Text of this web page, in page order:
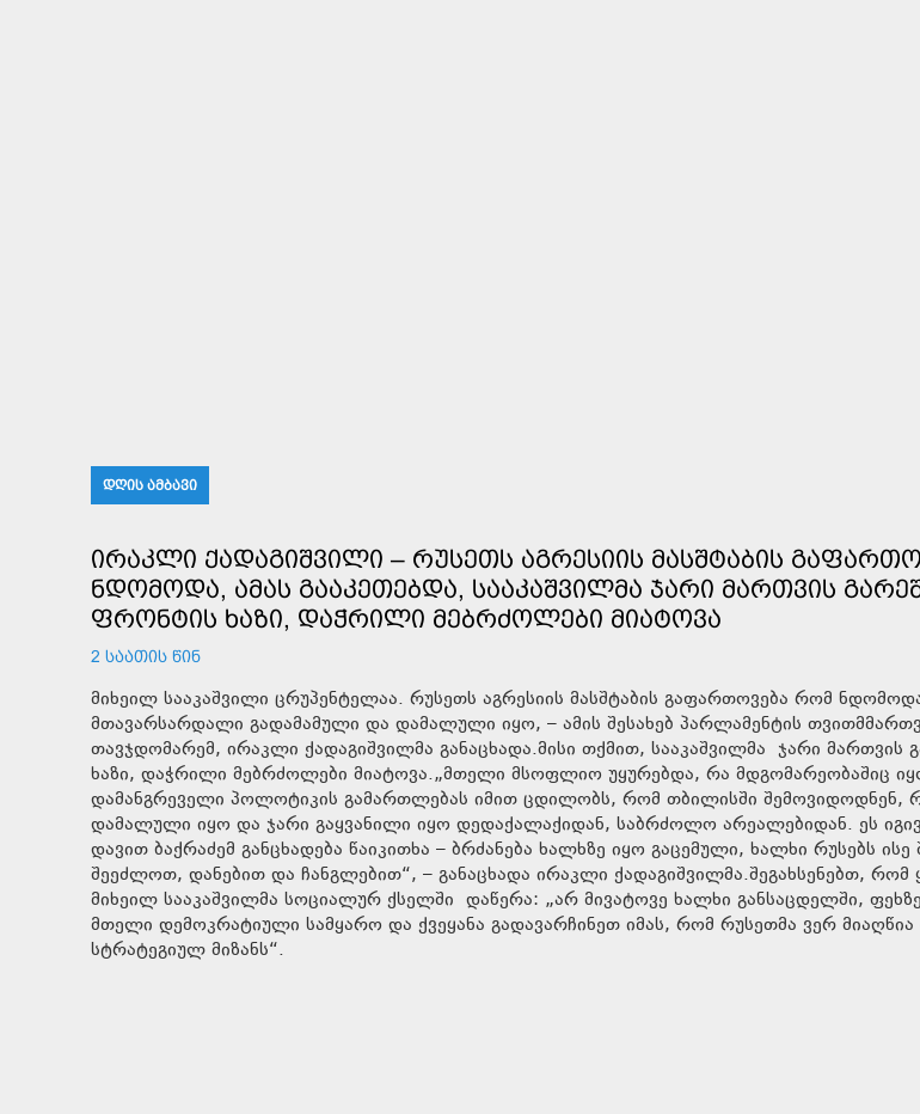
ᲓᲦᲘᲡ ᲐᲛᲑᲐᲕᲘ
ᲘᲠᲐᲙᲚᲘ ᲥᲐᲓᲐᲒᲘᲨᲕᲘᲚᲘ – ᲠᲣᲡᲔᲗᲡ ᲐᲒᲠᲔᲡᲘᲘᲡ ᲛᲐᲡᲨᲢᲐᲑᲘᲡ
ᲜᲓᲝᲛᲝᲓᲐ, ᲐᲛᲐᲡ ᲒᲐᲐᲙᲔᲗᲔᲑᲓᲐ, ᲡᲐᲐᲙᲐᲨᲕᲘᲚᲛᲐ ᲯᲐᲠᲘ ᲛᲐᲠᲗᲕᲘᲡ
ᲤᲠᲝᲜᲢᲘᲡ ᲮᲐᲖᲘ, ᲓᲐᲭᲠᲘᲚᲘ ᲛᲔᲑᲠᲫᲝᲚᲔᲑᲘ ᲛᲘᲐᲢᲝᲕᲐ
2 ᲡᲐᲐᲗᲘᲡ ᲬᲘᲜ
მიხეილ სააკაშვილი ცრუპენტელაა. რუსეთს აგრესიის მასშტაბის გაფართოვება რომ
მთავარსარდალი გადამამული და დამალული იყო, – ამის შესახებ პარლამენტის
თავჯდომარემ, ირაკლი ქადაგიშვილმა განაცხადა.მისი თქმით, სააკაშვილმა ჯარი მართვის
ხაზი, დაჭრილი მებრძოლები მიატოვა.„მთელი მსოფლიო უყურებდა, რა მდგომარეობაშიც
დამანგრეველი პოლოტიკის გამართლებას იმით ცდილობს, რომ თბილისში შემოვიდოდნენ,
დამალული იყო და ჯარი გაყვანილი იყო დედაქალაქიდან, საბრძოლო არეალებიდან. ეს
დავით ბაქრაძემ განცხადება წაიკითხა – ბრძანება ხალხზე იყო გაცემული, ხალხი რუსებს
შეეძლოთ, დანებით და ჩანგლებით“, – განაცხადა ირაკლი ქადაგიშვილმა.შეგახსენებთ,
მიხეილ სააკაშვილმა სოციალურ ქსელში დაწერა: „არ მივატოვე ხალხი განსაცდელში,
მთელი დემოკრატიული სამყარო და ქვეყანა გადავარჩინეთ იმას, რომ რუსეთმა ვერ
სტრატეგიულ მიზანს“.